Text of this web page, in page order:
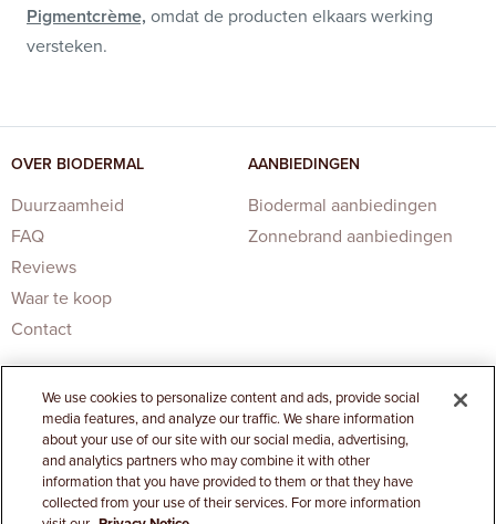
Pigmentcrème, omdat de producten elkaars werking
versteken.
OVER BIODERMAL
Duurzaamheid
FAQ
Reviews
Waar te koop
Contact
AANBIEDINGEN
Biodermal aanbiedingen
Zonnebrand aanbiedingen
Privacy Statement| Cookies Settings
We use cookies to personalize content and ads, provide social
media features, and analyze our traffic. We share information
about your use of our site with our social media, advertising,
and analytics partners who may combine it with other
information that you have provided to them or that they have
collected from your use of their services. For more information